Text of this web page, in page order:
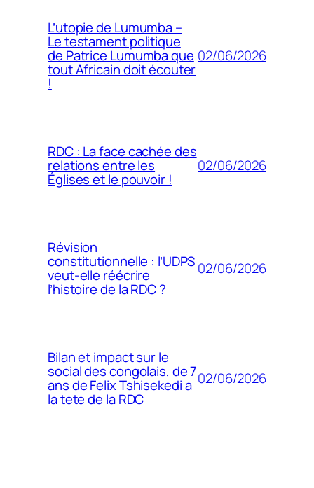
L’utopie de Lumumba –
Le testament politique
de Patrice Lumumba que
tout Africain doit écouter
!
02/06/2026
RDC : La face cachée des
relations entre les
Églises et le pouvoir !
02/06/2026
Révision
constitutionnelle : l’UDPS
veut-elle réécrire
l’histoire de la RDC ?
02/06/2026
Bilan et impact sur le
social des congolais, de 7
ans de Felix Tshisekedi a
la tete de la RDC
02/06/2026